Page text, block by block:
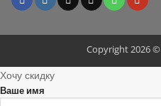
Copyright 2026 ©
Хочу скидку
Ваше имя